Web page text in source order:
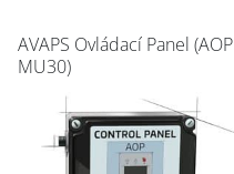
AVAPS Ovládací Panel (AOP
MU30)